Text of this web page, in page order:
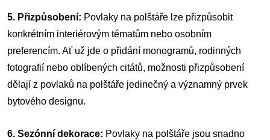
5. Přizpůsobení: Povlaky na polštáře lze přizpůsobit
konkrétním interiérovým tématům nebo osobním
preferencím. Ať už jde o přidání monogramů, rodinných
fotografií nebo oblíbených citátů, možnosti přizpůsobení
dělají z povlaků na polštáře jedinečný a významný prvek
bytového designu.
6. Sezónní dekorace: Povlaky na polštáře jsou snadno